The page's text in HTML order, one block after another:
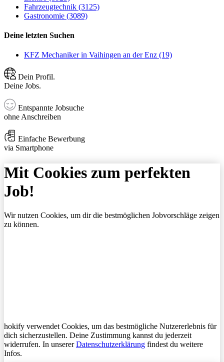
Fahrzeugtechnik (3125)
Gastronomie (3089)
Deine letzten Suchen
KFZ Mechaniker in Vaihingen an der Enz (19)
Dein Profil.
Deine Jobs.
Entspannte Jobsuche
ohne Anschreiben
Einfache Bewerbung
via Smartphone
Mit Cookies zum perfekten
Job!
Wir nutzen Cookies, um dir die bestmöglichen Jobvorschläge zeigen
zu können.
hokify verwendet Cookies, um das bestmögliche Nutzererlebnis für
dich sicherzustellen. Deine Zustimmung kannst du jederzeit
widerrufen. In unsererDatenschutzerklärung findest du weitere
Infos.